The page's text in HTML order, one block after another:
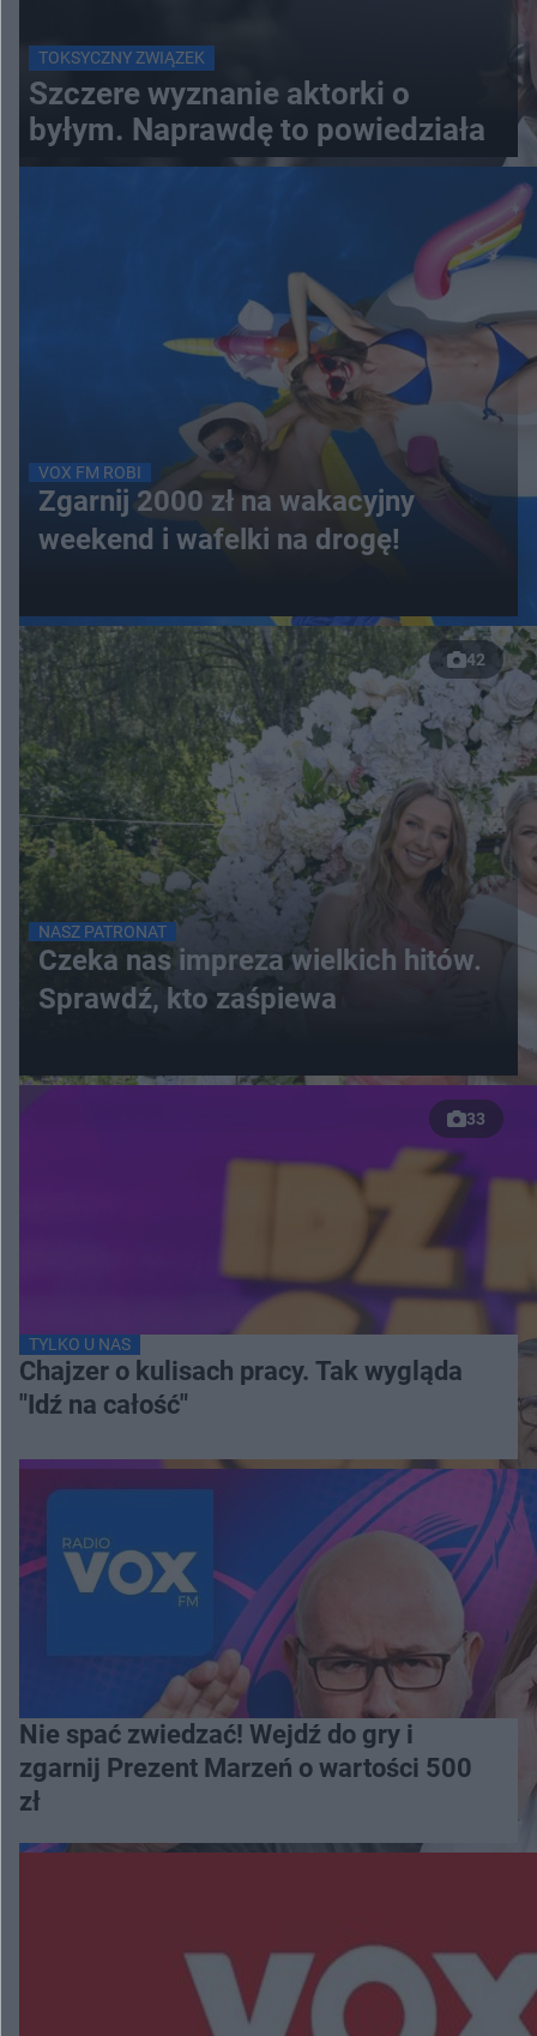
TOKSYCZNY ZWIĄZEK
Szczere wyznanie aktorki o
byłym. Naprawdę to powiedziała
VOX FM ROBI
Zgarnij 2000 zł na wakacyjny
weekend i wafelki na drogę!
42
NASZ PATRONAT
Czeka nas impreza wielkich hitów.
Sprawdź, kto zaśpiewa
33
TYLKO U NAS
Chajzer o kulisach pracy. Tak wygląda
"Idź na całość"
Nie spać zwiedzać! Wejdź do gry i
zgarnij Prezent Marzeń o wartości 500
zł